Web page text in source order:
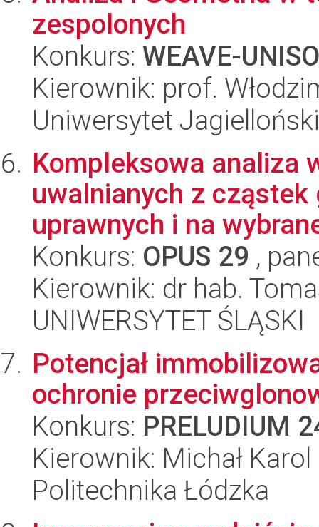
zespolonych
Konkurs: WEAVE-
Kierownik: prof.
Uniwersytet Jagielloński
Kompleksowa analiza
uwalnianych z
uprawnych i na
Konkurs: OPUS 29 ,
Kierownik: dr hab.
UNIWERSYTET ŚLĄSKI
Potencjał
ochronie
Konkurs: PRELUDIUM
Kierownik: Michał
Politechnika Łódzka